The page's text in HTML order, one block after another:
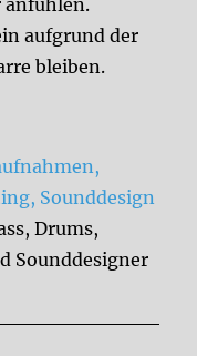
aufgrund der
bleiben.
Sounddesign
Drums,
Sounddesigner